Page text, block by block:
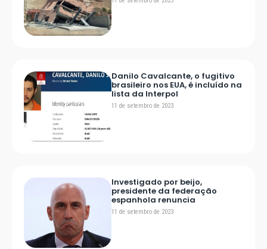
Danilo Cavalcante, o fugitivo
brasileiro nos EUA, é incluído na
lista da Interpol
11 de setembro de 2023
Investigado por beijo,
presidente da federação
espanhola renuncia
11 de setembro de 2023